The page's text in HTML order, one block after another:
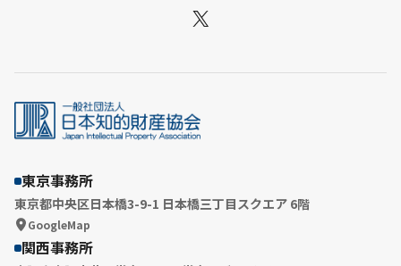
X
東京事務所
東京都中央区日本橋3-9-1 日本橋三丁目スクエア 6階
GoogleMap
関西事務所